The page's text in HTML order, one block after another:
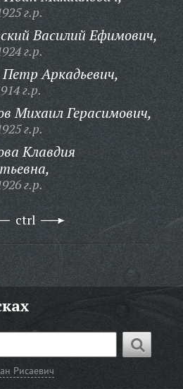
г.р.
Василий Ефимович,
г.р.
Аркадьевич,
г.р.
Михаил Герасимович,
г.р.
Клавдия
г.р.
ctrl
Рисаевич